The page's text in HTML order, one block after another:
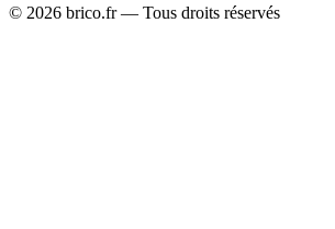
© 2026 brico.fr — Tous droits réservés